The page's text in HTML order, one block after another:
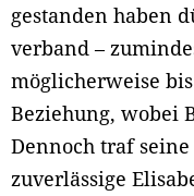
gestanden haben
verband –
möglicherweise
Beziehung, wobei
Dennoch traf
zuverlässige